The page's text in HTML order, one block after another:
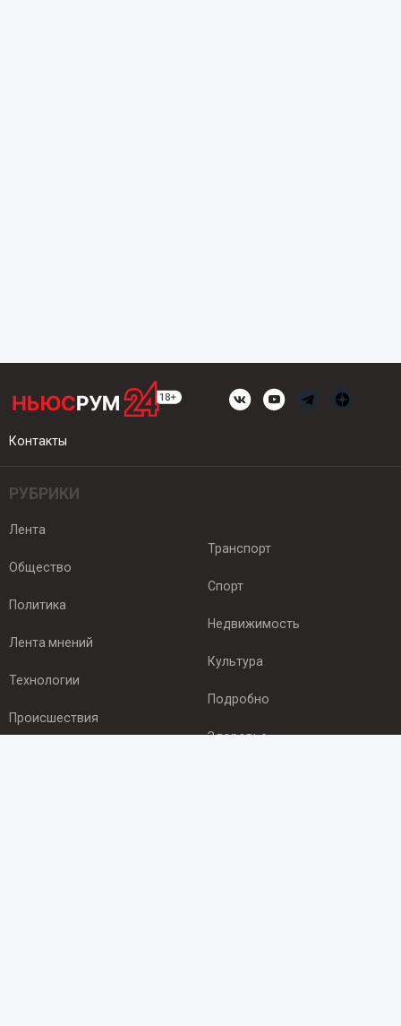
Контакты
РУБРИКИ
Лента
Общество
Политика
Лента мнений
Технологии
Происшествия
Транспорт
Спорт
Недвижимость
Культура
Подробно
Здоровье